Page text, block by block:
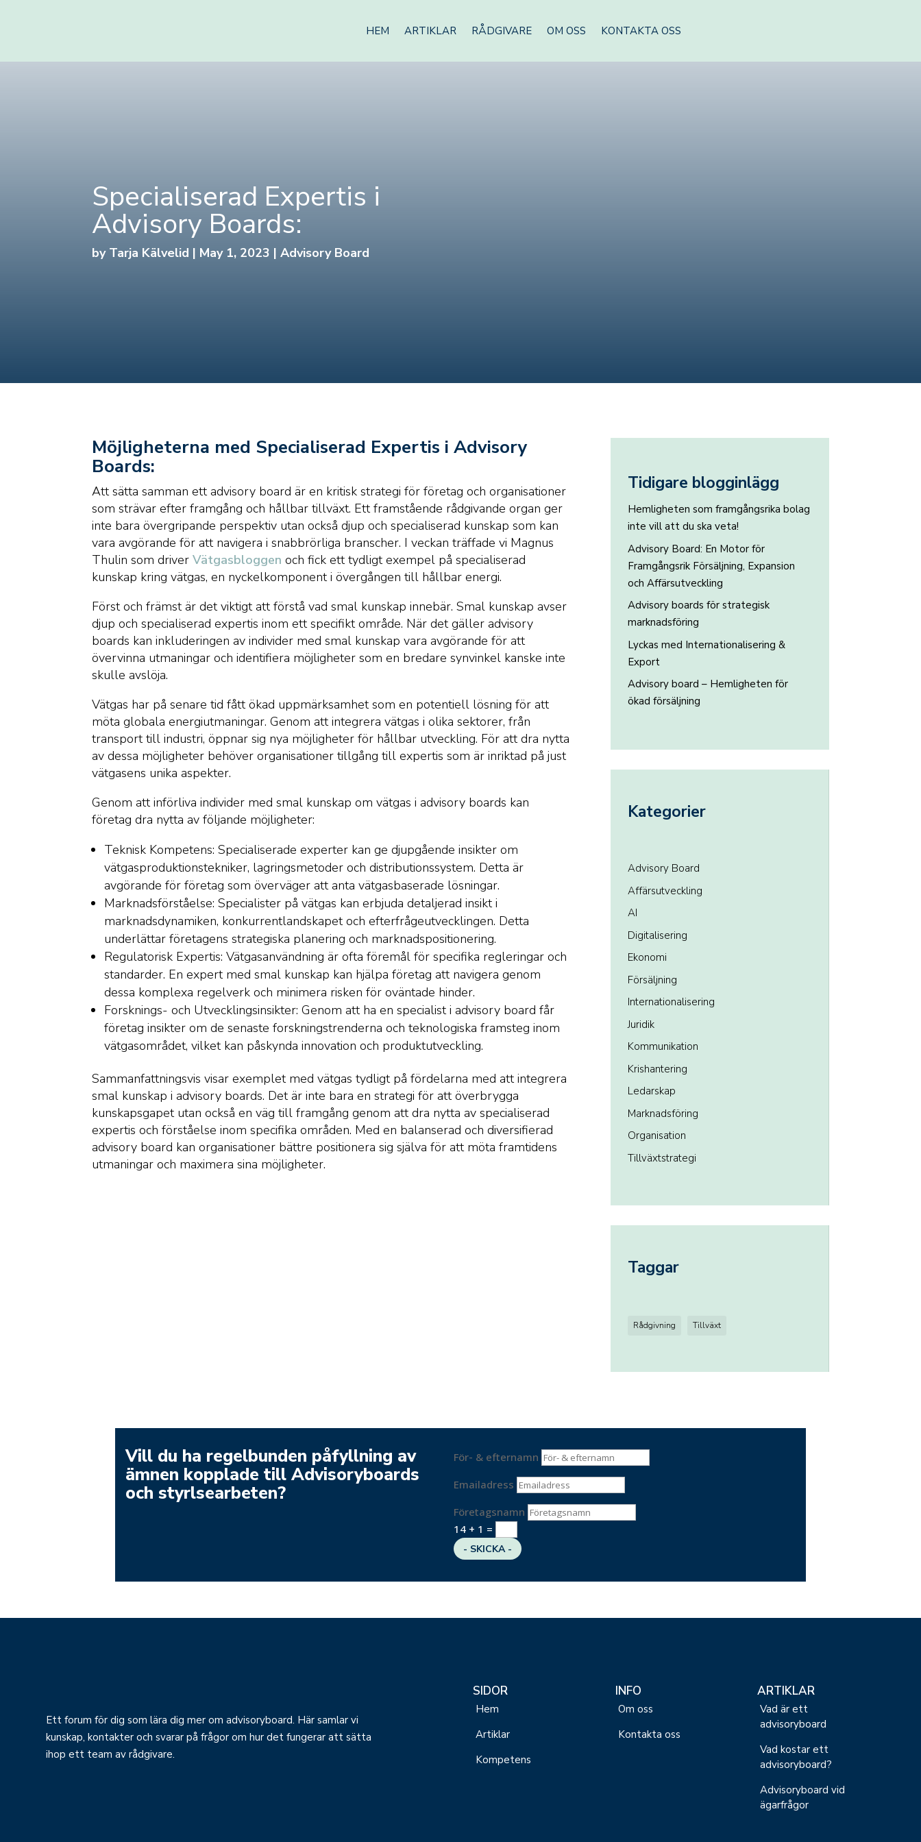
HEM ARTIKLAR RÅDGIVARE OM OSS KONTAKTA OSS
Specialiserad Expertis i
Advisory Boards:
by Tarja Kälvelid | May 1, 2023 |Advisory Board
Möjligheterna med Specialiserad Expertis i Advisory
Boards:
Att sätta samman ett advisory board är en kritisk strategi för företag och organisationer
som strävar efter framgång och hållbar tillväxt. Ett framstående rådgivande organ ger
inte bara övergripande perspektiv utan också djup och specialiserad kunskap som kan
vara avgörande för att navigera i snabbrörliga branscher. I veckan träffade vi Magnus
Thulin som driverVätgasbloggen och fick ett tydligt exempel på specialiserad
kunskap kring vätgas, en nyckelkomponent i övergången till hållbar energi.
Först och främst är det viktigt att förstå vad smal kunskap innebär. Smal kunskap avser
djup och specialiserad expertis inom ett specifikt område. När det gäller advisory
boards kan inkluderingen av individer med smal kunskap vara avgörande för att
övervinna utmaningar och identifiera möjligheter som en bredare synvinkel kanske inte
skulle avslöja.
Vätgas har på senare tid fått ökad uppmärksamhet som en potentiell lösning för att
möta globala energiutmaningar. Genom att integrera vätgas i olika sektorer, från
transport till industri, öppnar sig nya möjligheter för hållbar utveckling. För att dra nytta
av dessa möjligheter behöver organisationer tillgång till expertis som är inriktad på just
vätgasens unika aspekter.
Genom att införliva individer med smal kunskap om vätgas i advisory boards kan
företag dra nytta av följande möjligheter:
Teknisk Kompetens: Specialiserade experter kan ge djupgående insikter om
vätgasproduktionstekniker, lagringsmetoder och distributionssystem. Detta är
avgörande för företag som överväger att anta vätgasbaserade lösningar.
Marknadsförståelse: Specialister på vätgas kan erbjuda detaljerad insikt i
marknadsdynamiken, konkurrentlandskapet och efterfrågeutvecklingen. Detta
underlättar företagens strategiska planering och marknadspositionering.
Regulatorisk Expertis: Vätgasanvändning är ofta föremål för specifika regleringar och
standarder. En expert med smal kunskap kan hjälpa företag att navigera genom
dessa komplexa regelverk och minimera risken för oväntade hinder.
Forsknings- och Utvecklingsinsikter: Genom att ha en specialist i advisory board får
företag insikter om de senaste forskningstrenderna och teknologiska framsteg inom
vätgasområdet, vilket kan påskynda innovation och produktutveckling.
Sammanfattningsvis visar exemplet med vätgas tydligt på fördelarna med att integrera
smal kunskap i advisory boards. Det är inte bara en strategi för att överbrygga
kunskapsgapet utan också en väg till framgång genom att dra nytta av specialiserad
expertis och förståelse inom specifika områden. Med en balanserad och diversifierad
advisory board kan organisationer bättre positionera sig själva för att möta framtidens
utmaningar och maximera sina möjligheter.
Tidigare blogginlägg
Hemligheten som framgångsrika bolag
inte vill att du ska veta!
Advisory Board: En Motor för
Framgångsrik Försäljning, Expansion
och Affärsutveckling
Advisory boards för strategisk
marknadsföring
Lyckas med Internationalisering &
Export
Advisory board – Hemligheten för
ökad försäljning
Kategorier
Advisory Board
Affärsutveckling
AI
Digitalisering
Ekonomi
Försäljning
Internationalisering
Juridik
Kommunikation
Krishantering
Ledarskap
Marknadsföring
Organisation
Tillväxtstrategi
Taggar
Rådgivning Tillväxt
Vill du ha regelbunden påfyllning av
ämnen kopplade till Advisoryboards
och styrlsearbeten?
För- & efternamn
Emailadress
Företagsnamn
14 + 1 =
- SKICKA -
Ett forum för dig som lära dig mer om advisoryboard. Här samlar vi
kunskap, kontakter och svarar på frågor om hur det fungerar att sätta
ihop ett team av rådgivare.
SIDOR
Hem
Artiklar
Kompetens
INFO
Om oss
Kontakta oss
ARTIKLAR
Vad är ett
advisoryboard
Vad kostar ett
advisoryboard?
Advisoryboard vid
ägarfrågor